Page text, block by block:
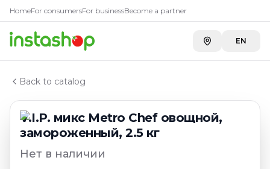
HomeFor consumersFor businessBecome a partner
EN
Back to catalog
V.I.P. микс Metro Chef овощной,
замороженный, 2.5 кг
Нет в наличии
Главная
Каталог
Смеси овощные замороженные
V.I.P. микс Metro Chef овощной, замороженный, 2.5 кг